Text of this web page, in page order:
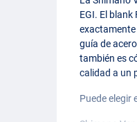
EGI. El blank
guía de
también es
calidad a un
Puede elegir